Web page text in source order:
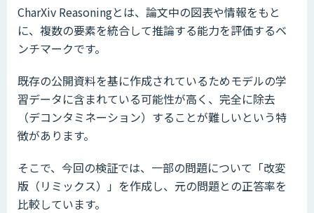
CharXiv Reasoningとは、論文中の図表や情報をもと
に、複数の要素を統合して推論する能力を評価するベ
ンチマークです。
既存の公開資料を基に作成されているためモデルの学
習データに含まれている可能性が高く、完全に除去
（デコンタミネーション）することが難しいという特
徴があります。
そこで、今回の検証では、一部の問題について「改変
版（リミックス）」を作成し、元の問題との正答率を
比較しています。